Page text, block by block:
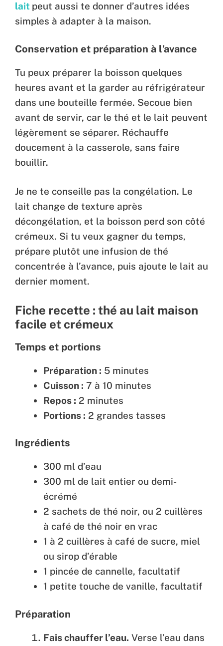
lait peut aussi te donner d’autres idées
simples à adapter à la maison.
Conservation et préparation à l’avance
Tu peux préparer la boisson quelques
heures avant et la garder au réfrigérateur
dans une bouteille fermée. Secoue bien
avant de servir, car le thé et le lait peuvent
légèrement se séparer. Réchauffe
doucement à la casserole, sans faire
bouillir.
Je ne te conseille pas la congélation. Le
lait change de texture après
décongélation, et la boisson perd son côté
crémeux. Si tu veux gagner du temps,
prépare plutôt une infusion de thé
concentrée à l’avance, puis ajoute le lait au
dernier moment.
Fiche recette : thé au lait maison
facile et crémeux
Temps et portions
Préparation : 5 minutes
Cuisson : 7 à 10 minutes
Repos : 2 minutes
Portions : 2 grandes tasses
Ingrédients
300 ml d’eau
300 ml de lait entier ou demi-
écrémé
2 sachets de thé noir, ou 2 cuillères
à café de thé noir en vrac
1 à 2 cuillères à café de sucre, miel
ou sirop d’érable
1 pincée de cannelle, facultatif
1 petite touche de vanille, facultatif
Préparation
Fais chauffer l’eau. Verse l’eau dans